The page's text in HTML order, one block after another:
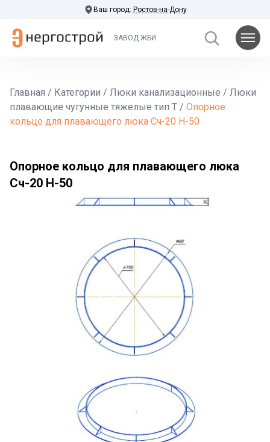
Ваш город: Ростов-на-Дону
ЗАВОД ЖБИ
Главная / Категории / Люки канализационные / Люки
плавающие чугунные тяжелые тип Т / Опорное
кольцо для плавающего люка Сч-20 H-50
Опорное кольцо для плавающего люка
Сч-20 H-50